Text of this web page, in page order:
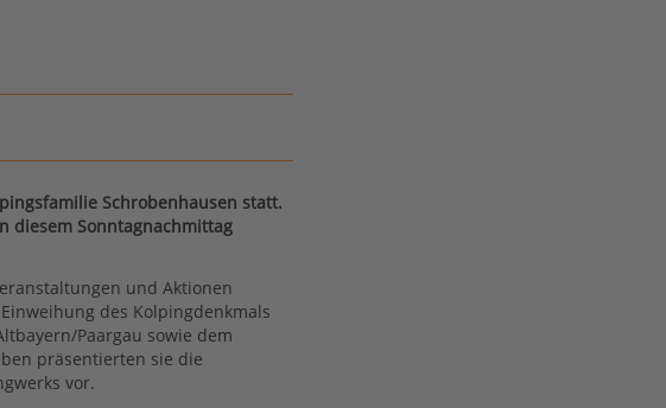
Schrobenhausen statt.
diesem Sonntagnachmittag
und Aktionen
des Kolpingdenkmals
Paargau sowie dem
präsentierten sie die
vor.